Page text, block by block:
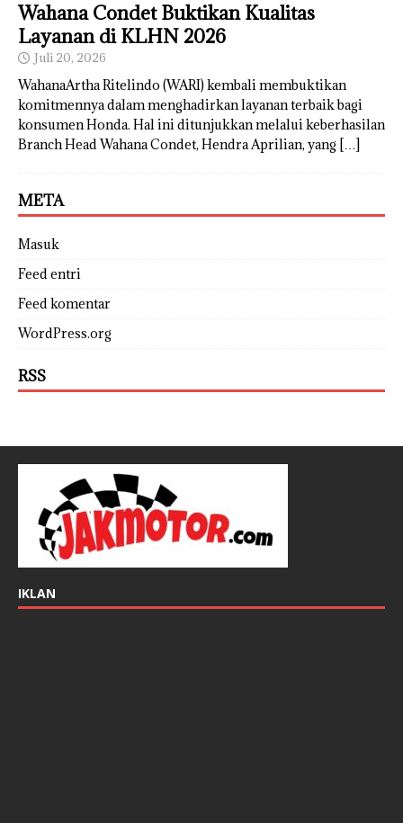
Wahana Condet Buktikan Kualitas
Layanan di KLHN 2026
Juli 20, 2026
WahanaArtha Ritelindo (WARI) kembali membuktikan
komitmennya dalam menghadirkan layanan terbaik bagi
konsumen Honda. Hal ini ditunjukkan melalui keberhasilan
Branch Head Wahana Condet, Hendra Aprilian, yang […]
META
Masuk
Feed entri
Feed komentar
WordPress.org
RSS
IKLAN